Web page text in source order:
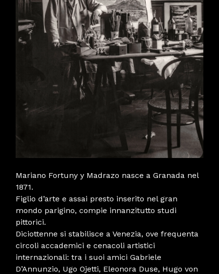
Mariano Fortuny y Madrazo nasce a Granada nel
1871.
Figlio d’arte e assai presto inserito nel gran
mondo parigino, compie innanzitutto studi
pittorici.
Diciottenne si stabilisce a Venezia, ove frequenta
circoli accademici e cenacoli artistici
internazionali: tra i suoi amici Gabriele
D’Annunzio, Ugo Ojetti, Eleonora Duse, Hugo von